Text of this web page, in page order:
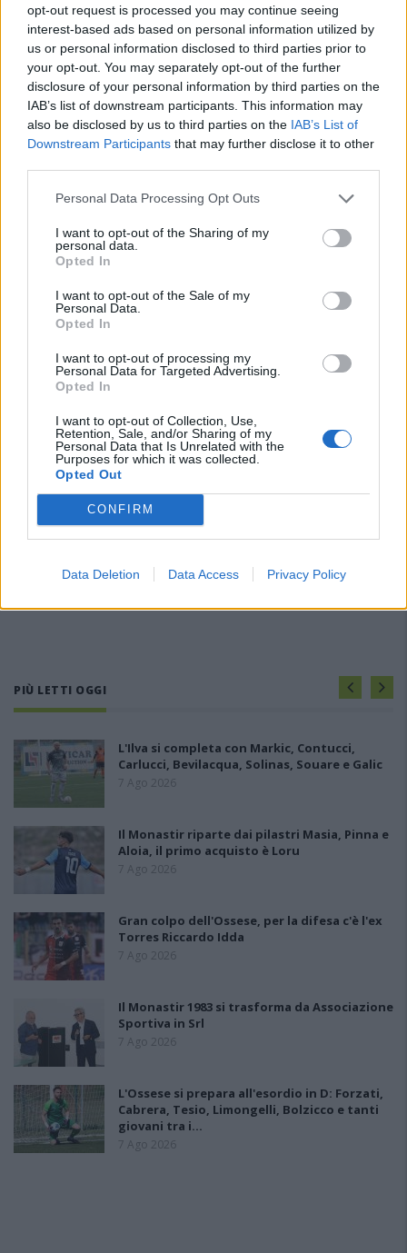
opt-out request is processed you may continue seeing
interest-based ads based on personal information utilized by
us or personal information disclosed to third parties prior to
your opt-out. You may separately opt-out of the further
disclosure of your personal information by third parties on the
IAB’s list of downstream participants. This information may
also be disclosed by us to third parties on the IAB’s List of
Downstream Participants that may further disclose it to other
Personal Data Processing Opt Outs
I want to opt-out of the Sharing of my
personal data.
Opted In
I want to opt-out of the Sale of my
Personal Data.
Opted In
I want to opt-out of processing my
Personal Data for Targeted Advertising.
Opted In
I want to opt-out of Collection, Use,
Retention, Sale, and/or Sharing of my
Personal Data that Is Unrelated with the
Purposes for which it was collected.
Opted Out
CONFIRM
Data Deletion Data Access Privacy Policy
PIÙ LETTI OGGI
L'Ilva si completa con Markic, Contucci,
Carlucci, Bevilacqua, Solinas, Souare e Galic
7 Ago 2026
Il Monastir riparte dai pilastri Masia, Pinna e
Aloia, il primo acquisto è Loru
7 Ago 2026
Gran colpo dell'Ossese, per la difesa c'è l'ex
Torres Riccardo Idda
7 Ago 2026
Il Monastir 1983 si trasforma da Associazione
Sportiva in Srl
7 Ago 2026
L'Ossese si prepara all'esordio in D: Forzati,
Cabrera, Tesio, Limongelli, Bolzicco e tanti
giovani tra i…
7 Ago 2026